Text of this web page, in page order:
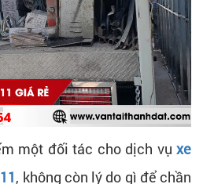
một đối tác cho dịch vụ xe
, không còn lý do gì để chần